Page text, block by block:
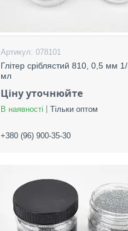
078101
Глітер сріблястий 810, 0,5 мм
мл
Ціну уточнюйте
В наявності Тільки оптом
+380 (96) 900-35-30